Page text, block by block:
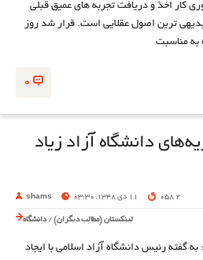
کار اخذ و دریافت تجربه های عمیق قبلی
ترین اصول عقلایی است. قرار شد روز
به مناسبت
0
دانشگاه آزاد زیاد
shams 11 دی 1348, 03:30 2 058
لینکستان (مطالب دیگران) /دانشگاه
گفته رئیس دانشگاه آزاد اسلامی با ایجاد